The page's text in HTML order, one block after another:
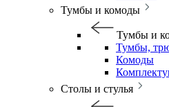
Тумбы и комоды
Тумбы и
Тумбы,
Комоды
Столы и стулья